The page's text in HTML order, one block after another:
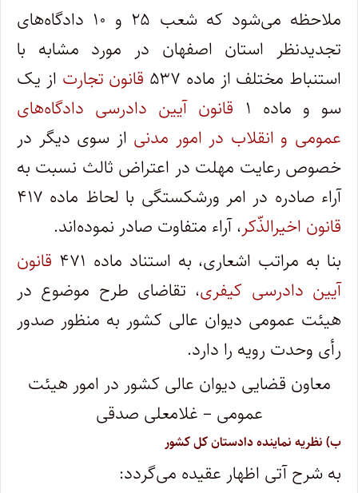
ملاحظه می‌شود که شعب ۲۵ و ۱۰ دادگاه‌های
تجدیدنظر استان اصفهان در مورد مشابه با
استنباط مختلف از ماده ۵۳۷
قانون تجارت از یک
سو و ماده ۱
قانون آیین دادرسی دادگاه‌های
عمومی و انقلاب در امور مدنی از سوی دیگر در
خصوص رعایت مهلت در اعتراض ثالث نسبت به
آراء صادره در امر ورشکستگی با لحاظ ماده ۴۱۷
قانون اخیرالذّکر، آراء متفاوت صادر نموده‌اند.
بنا به مراتب اشعاری، به استناد ماده ۴۷۱
قانون
آیین دادرسی کیفری، تقاضای طرح موضوع در
هیئت عمومی دیوان عالی کشور به منظور صدور
رأی وحدت رویه را دارد.
معاون قضایی دیوان عالی کشور در امور هیئت
عمومی – غلامعلی صدقی
ب) نظریه نماینده دادستان کل کشور
به شرح آتی اظهار عقیده می‌گردد: